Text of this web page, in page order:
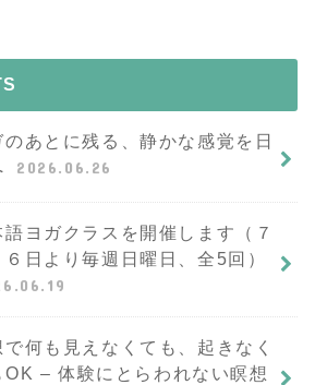
のあとに残る、静かな感覚を日
2026.06.26
語ヨガクラスを開催します（７
６日より毎週日曜日、全5回）
で何も見えなくても、起きなく
OK – 体験にとらわれない瞑想